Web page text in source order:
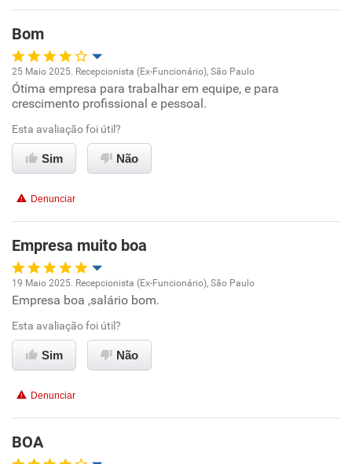
Bom
Oportunidade de promoção
Ambiente de trabalho
Conciliação com a vida familiar
Recomenda esta empresa
Recomenda a diretoria
25 Maio 2025. Recepcionista (Ex-Funcionário), São Paulo
Ótima empresa para trabalhar em equipe, e para
crescimento profissional e pessoal.
Esta avaliação foi útil?
Sim Não
Denunciar
Empresa muito boa
Oportunidade de promoção
Ambiente de trabalho
Benefícios
Recomenda esta empresa
19 Maio 2025. Recepcionista (Ex-Funcionário), São Paulo
Empresa boa ,salário bom.
Esta avaliação foi útil?
Sim Não
Denunciar
BOA